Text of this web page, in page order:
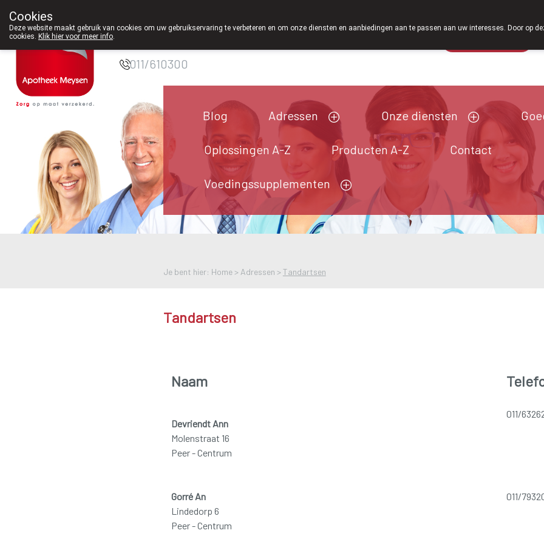
Apotheek Meysen
011/610300
Blog Adressen Onze diensten
Oplossingen A-Z Producten A-Z Contact
Voedingssupplementen
Je bent hier: Home > Adressen >Tandartsen
Tandartsen
Naam
Devriendt Ann
Molenstraat 16
Peer - Centrum
011/
Gorré An
Lindedorp 6
Peer - Centrum
011/
Cookies
Deze website maakt gebruik van cookies om uw gebruikservaring te verbeteren en om onze diensten en aanbiedingen aan te passen aan uw interesses. Door op
cookies. Klik hier voor meer info.